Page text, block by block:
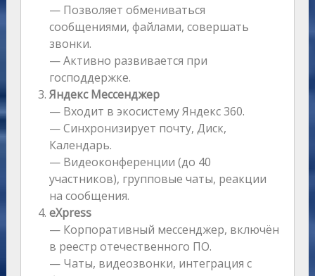
— Позволяет обмениваться
сообщениями, файлами, совершать
звонки.
— Активно развивается при
господдержке.
Яндекс Мессенджер
— Входит в экосистему Яндекс 360.
— Синхронизирует почту, Диск,
Календарь.
— Видеоконференции (до 40
участников), групповые чаты, реакции
на сообщения.
eXpress
— Корпоративный мессенджер, включён
в реестр отечественного ПО.
— Чаты, видеозвонки, интеграция с